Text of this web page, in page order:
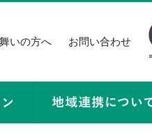
いの方へ お問い合わせ